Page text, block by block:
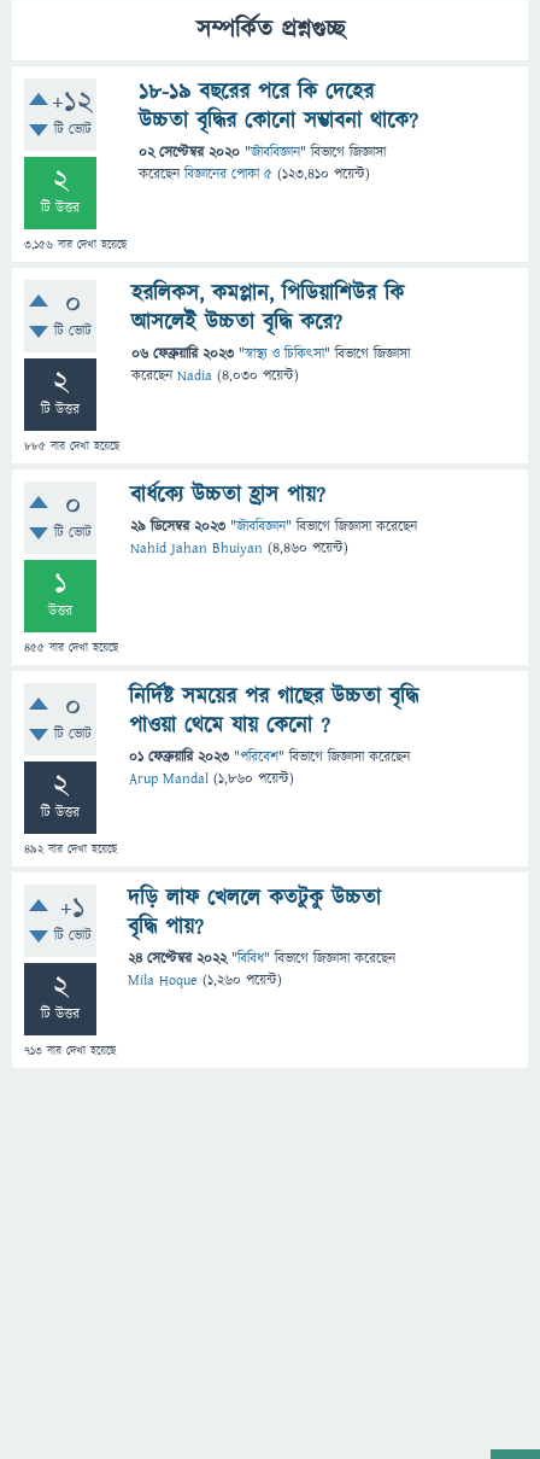
সম্পর্কিত প্রশ্নগুচ্ছ
+12
টি ভোট
2
টি উত্তর
3,156 বার দেখা হয়েছে
১৮-১৯ বছরের পরে কি দেহের
উচ্চতা বৃদ্ধির কোনো সম্ভাবনা থাকে?
02 সেপ্টেম্বর 2020 "জীববিজ্ঞান" বিভাগে জিজ্ঞাসা
করেছেনবিজ্ঞানের পোকা ৫ (123,410 পয়েন্ট)
0
টি ভোট
2
টি উত্তর
885 বার দেখা হয়েছে
হরলিকস, কমপ্লান, পিডিয়াশিউর কি
আসলেই উচ্চতা বৃদ্ধি করে?
06 ফেব্রুয়ারি 2023 "স্বাস্থ্য ও চিকিৎসা" বিভাগে জিজ্ঞাসা
করেছেনNadia (4,030 পয়েন্ট)
0
টি ভোট
1
উত্তর
455 বার দেখা হয়েছে
বার্ধক্যে উচ্চতা হ্রাস পায়?
29 ডিসেম্বর 2023 "জীববিজ্ঞান" বিভাগে জিজ্ঞাসাকরেছেন
Nahid Jahan Bhuiyan (4,460 পয়েন্ট)
0
টি ভোট
2
টি উত্তর
492বার দেখা হয়েছে
নির্দিষ্ট সময়ের পর গাছের উচ্চতা বৃদ্ধি
পাওয়া থেমে যায় কেনো ?
01 ফেব্রুয়ারি 2023 "পরিবেশ" বিভাগে জিজ্ঞাসাকরেছেন
Arup Mandal (1,860 পয়েন্ট)
+1
টি ভোট
2
টি উত্তর
713 বার দেখা হয়েছে
দড়ি লাফ খেললে কতটুকু উচ্চতা
বৃদ্ধি পায়?
24 সেপ্টেম্বর 2022 "বিবিধ" বিভাগে জিজ্ঞাসাকরেছেন
Mila Hoque (1,260 পয়েন্ট)